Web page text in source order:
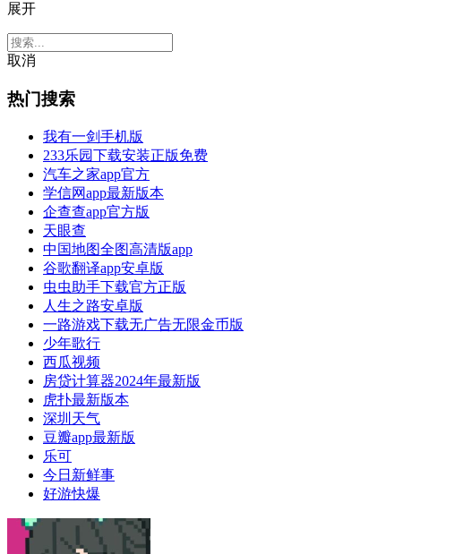
展开
取消
热门搜索
我有一剑手机版
233乐园下载安装正版免费
汽车之家app官方
学信网app最新版本
企查查app官方版
天眼查
中国地图全图高清版app
谷歌翻译app安卓版
虫虫助手下载官方正版
人生之路安卓版
一路游戏下载无广告无限金币版
少年歌行
西瓜视频
房贷计算器2024年最新版
虎扑最新版本
深圳天气
豆瓣app最新版
乐可
今日新鲜事
好游快爆